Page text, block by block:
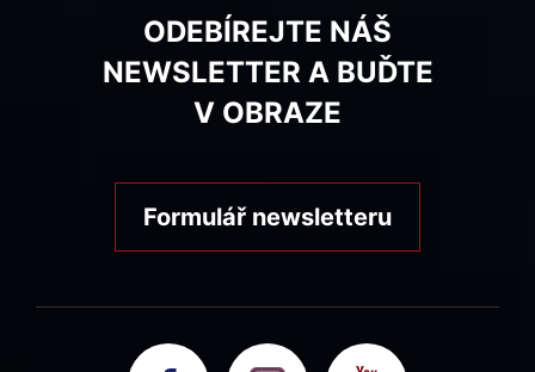
ODEBÍREJTE NÁŠ
NEWSLETTER A BUĎTE
V OBRAZE
Formulář newsletteru